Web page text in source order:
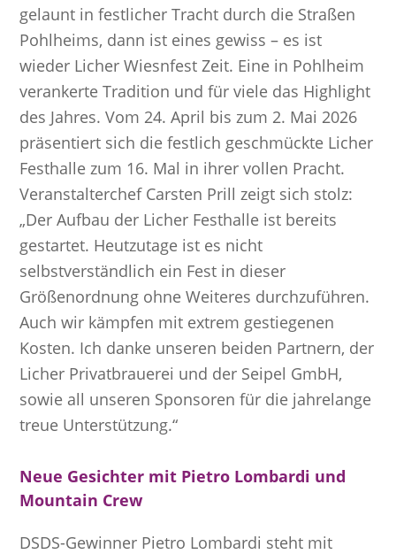
gelaunt in festlicher Tracht durch die Straßen
Pohlheims, dann ist eines gewiss – es ist
wieder Licher Wiesnfest Zeit. Eine in Pohlheim
verankerte Tradition und für viele das Highlight
des Jahres. Vom 24. April bis zum 2. Mai 2026
präsentiert sich die festlich geschmückte Licher
Festhalle zum 16. Mal in ihrer vollen Pracht.
Veranstalterchef Carsten Prill zeigt sich stolz:
„Der Aufbau der Licher Festhalle ist bereits
gestartet. Heutzutage ist es nicht
selbstverständlich ein Fest in dieser
Größenordnung ohne Weiteres durchzuführen.
Auch wir kämpfen mit extrem gestiegenen
Kosten. Ich danke unseren beiden Partnern, der
Licher Privatbrauerei und der Seipel GmbH,
sowie all unseren Sponsoren für die jahrelange
treue Unterstützung.“
Neue Gesichter mit Pietro Lombardi und
Mountain Crew
DSDS-Gewinner Pietro Lombardi steht mit